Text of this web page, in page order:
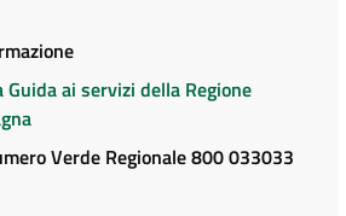
Guida ai servizi della Regione
Verde Regionale 800 033033